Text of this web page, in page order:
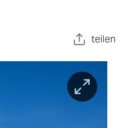
teilen